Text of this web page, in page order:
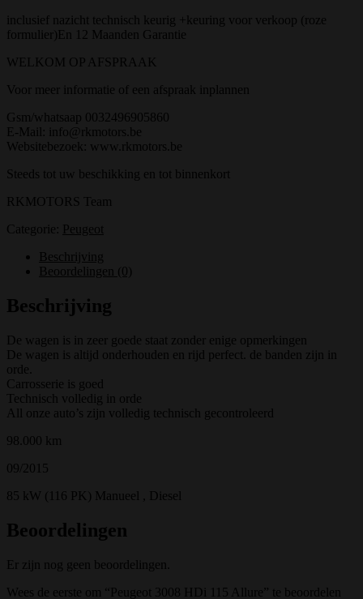
inclusief nazicht technisch keurig +keuring voor verkoop (roze
formulier)En 12 Maanden Garantie
WELKOM OP AFSPRAAK
Voor meer informatie of een afspraak inplannen
Gsm/whatsaap 0032496905860
E-Mail: info@rkmotors.be
Websitebezoek: www.rkmotors.be
Steeds tot uw beschikking en tot binnenkort
RKMOTORS Team
Categorie:
Peugeot
Beschrijving
Beoordelingen (0)
Beschrijving
De wagen is in zeer goede staat zonder enige opmerkingen
De wagen is altijd onderhouden en rijd perfect. de banden zijn in
orde.
Carrosserie is goed
Technisch volledig in orde
All onze auto’s zijn volledig technisch gecontroleerd
98.000 km
09/2015
85 kW (116 PK) Manueel , Diesel
Beoordelingen
Er zijn nog geen beoordelingen.
Wees de eerste om “Peugeot 3008 HDi 115 Allure” te beoordelen